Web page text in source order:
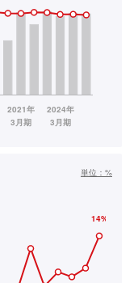
単位： %